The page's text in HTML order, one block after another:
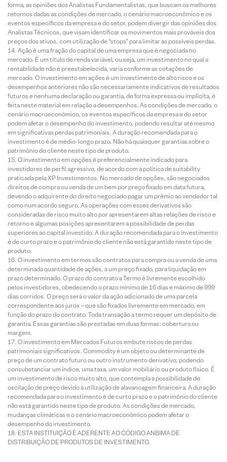
forma, as opiniões dos Analistas Fundamentalistas, que buscam os melhores
retornos dadas as condições de mercado, o cenário macroeconômico e os
eventos específicos da empresa e do setor, podem divergir das opiniões dos
Analistas Técnicos, que visam identificar os movimentos mais prováveis dos
preços dos ativos, com utilização de “stops” para limitar as possíveis perdas.
Ação é uma fração do capital de uma empresa que é negociada no
mercado. É um título de renda variável, ou seja, um investimento no qual a
rentabilidade não é preestabelecida, varia conforme as cotações de
mercado. O investimento em ações é um investimento de alto risco e os
desempenhos anteriores não são necessariamente indicativos de resultados
futuros e nenhuma declaração ou garantia, de forma expressa ou implícita, é
feita neste material em relação a desempenhos. As condições de mercado, o
cenário macroeconômico, os eventos específicos da empresa e do setor
podem afetar o desempenho do investimento, podendo resultar até mesmo
em significativas perdas patrimoniais. A duração recomendada para o
investimento é de médio-longo prazo. Não há quaisquer garantias sobre o
patrimônio do cliente neste tipo de produto.
O investimento em opções é preferencialmente indicado para
investidores de perfil agressivo, de acordo com a política de suitability
praticada pela XP Investimentos. No mercado de opções, são negociados
direitos de compra ou venda de um bem por preço fixado em data futura,
devendo o adquirente do direito negociado pagar um prêmio ao vendedor tal
como num acordo seguro. As operações com esses derivativos são
consideradas de risco muito alto por apresentarem altas relações de risco e
retorno e algumas posições apresentarem a possibilidade de perdas
superiores ao capital investido. A duração recomendada para o investimento
é de curto prazo e o patrimônio do cliente não está garantido neste tipo de
produto.
O investimento em termos são contratos para compra ou a venda de uma
determinada quantidade de ações, a um preço fixado, para liquidação em
prazo determinado. O prazo do contrato a Termo é livremente escolhido
pelos investidores, obedecendo o prazo mínimo de 16 dias e máximo de 999
dias corridos. O preço será o valor da ação adicionado de uma parcela
correspondente aos juros – que são fixados livremente em mercado, em
função do prazo do contrato. Toda transação a termo requer um depósito de
garantia. Essas garantias são prestadas em duas formas: cobertura ou
margem.
O investimento em Mercados Futuros embute riscos de perdas
patrimoniais significativos. Commodity é um objeto ou determinante de
preço de um contrato futuro ou outro instrumento derivativo, podendo
consubstanciar um índice, uma taxa, um valor mobiliário ou produto físico. É
um investimento de risco muito alto, que contempla a possibilidade de
oscilação de preço devido à utilização de alavancagem financeira. A duração
recomendada para o investimento é de curto prazo e o patrimônio do cliente
não está garantido neste tipo de produto. As condições de mercado,
mudanças climáticas e o cenário macroeconômico podem afetar o
desempenho do investimento.
ESTA INSTITUIÇÃO É ADERENTE AO CÓDIGO ANBIMA DE
DISTRIBUIÇÃO DE PRODUTOS DE INVESTIMENTO.